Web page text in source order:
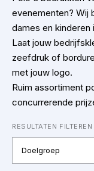
evenementen? Wij
dames en kinderen
Laat jouw
zeefdruk of
met jouw logo.
Ruim assortiment
concurrerende
RESULTATEN FILTEREN
Doelgroep